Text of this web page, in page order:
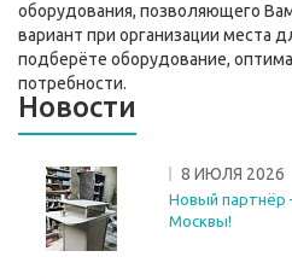
оборудования, позволяющего
вариант при организации места
подберёте оборудование,
потребности.
Новости
8 ИЮЛЯ 2026
Новый партнёр
Москвы!